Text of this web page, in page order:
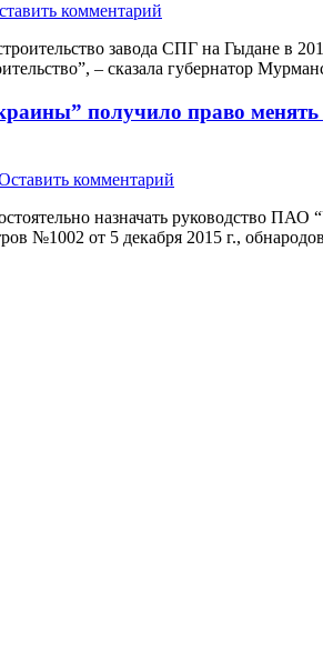
комментарий
завода СПГ на Гыдане в
– сказала губернатор
получило право
комментарий
назначать руководство ПАО
№1002 от 5 декабря 2015 г.,